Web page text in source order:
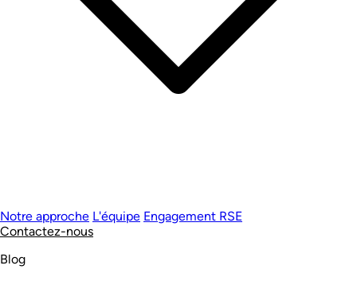
Notre approche L'équipe Engagement RSE
Contactez-nous
Blog